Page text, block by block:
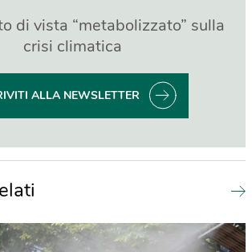
di vista “metabolizzato” sulla
crisi climatica
ALLA NEWSLETTER